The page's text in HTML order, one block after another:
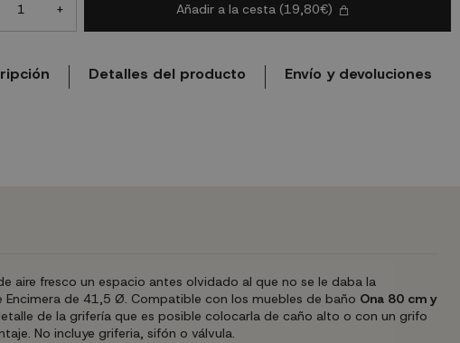
+ Añadir a la cesta (19,80€)
Detalles del producto Envío y devoluciones
aire fresco un espacio antes olvidado al que no se le daba la
de 41,5 Ø. Compatible con los muebles de baño Ona 80 cm y
de la grifería que es posible colocarla de caño alto o con un grifo
No incluye griferia, sifón o válvula.